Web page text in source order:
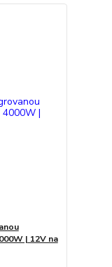
| 12V na